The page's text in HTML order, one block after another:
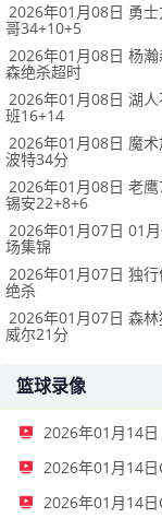
2026年01月08日 勇
哥34+10+5
2026年01月08日 杨
森绝杀超时
2026年01月08日 湖
班16+14
2026年01月08日 魔
波特34分
2026年01月08日 老
锡安22+8+6
2026年01月07日 01
场集锦
2026年01月07日 独
绝杀
2026年01月07日 森
威尔21分
篮球录像
2026年01月14
2026年01月14
2026年01月14